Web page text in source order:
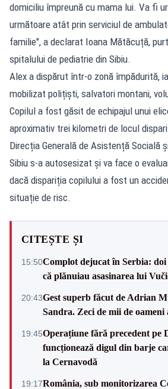
domiciliu împreună cu mama lui. Va fi
următoare atât prin serviciul de
familie", a declarat Ioana Mătăcuță,
spitalului de pediatrie din Sibiu.
Alex a dispărut într-o zonă împădurită,
mobilizat polițiști, salvatori montani,
Copilul a fost găsit de echipajul unui
aproximativ trei kilometri de locul
Direcția Generală de Asistență Socială
Sibiu s-a autosesizat și va face o
dacă dispariția copilului a fost un
situație de risc.
CITEȘTE ȘI
15:50Complot dejucat în Serbia:
că plănuiau asasinarea lui
20:43Gest superb făcut de Adrian
Sandra. Zeci de mii de
19:45Operațiune fără precedent pe
funcționează digul din barje
la Cernavodă
19:17România, sub monitorizarea